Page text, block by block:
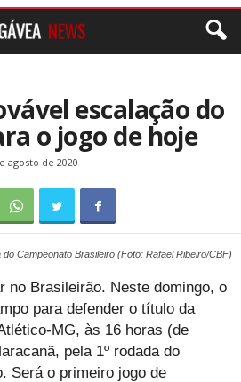
escalação do
o jogo de hoje
agosto de 2020
do Campeonato Brasileiro (Foto: Rafael Ribeiro/CBF)
no Brasileirão. Neste domingo, o
para defender o título da
MG, às 16 horas (de
pela 1º rodada do
Será o primeiro jogo de